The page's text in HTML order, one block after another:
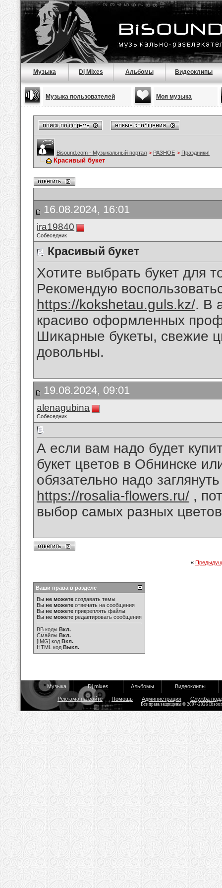
Музыка Dj Mixes Альбомы Видеоклипы
Музыка пользователей Моя музыка
Bisound.com - Музыкальный портал > РАЗНОЕ > Праздники!
Красивый букет
16.08.2024, 16:01
ira19840
Собеседник
Красивый букет
Хотите выбрать букет для
Рекомендую
https://kokshetau.guls.kz/. В
красиво оформленных
Шикарные букеты, свежие
довольны.
19.08.2024, 09:01
alenagubina
Собеседник
А если вам надо будет
букет цветов в Обнинске
обязательно надо
https://rosalia-flowers.ru/ ,
выбор самых разных
«
Ваши права в разделе
Вы не можете создавать темы
Вы не можете отвечать на сообщения
Вы не можете прикреплять файлы
Вы не можете редактировать сообщения
BB коды Вкл.
Смайлы Вкл.
[IMG] код Вкл.
HTML код Выкл.
Музыка Dj mixes Альбомы Видеоклипы
Реклама на сайте Помощь Администрация Служба
Все права защищены © 2007-2026